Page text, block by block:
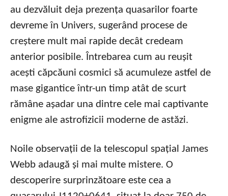
au dezvăluit deja prezența quasarilor foarte
devreme în Univers, sugerând procese de
creștere mult mai rapide decât credeam
anterior posibile. Întrebarea cum au reușit
acești căpcăuni cosmici să acumuleze astfel de
mase gigantice într-un timp atât de scurt
rămâne așadar una dintre cele mai captivante
enigme ale astrofizicii moderne de astăzi.
Noile observații de la telescopul spațial James
Webb adaugă și mai multe mistere. O
descoperire surprinzătoare este cea a